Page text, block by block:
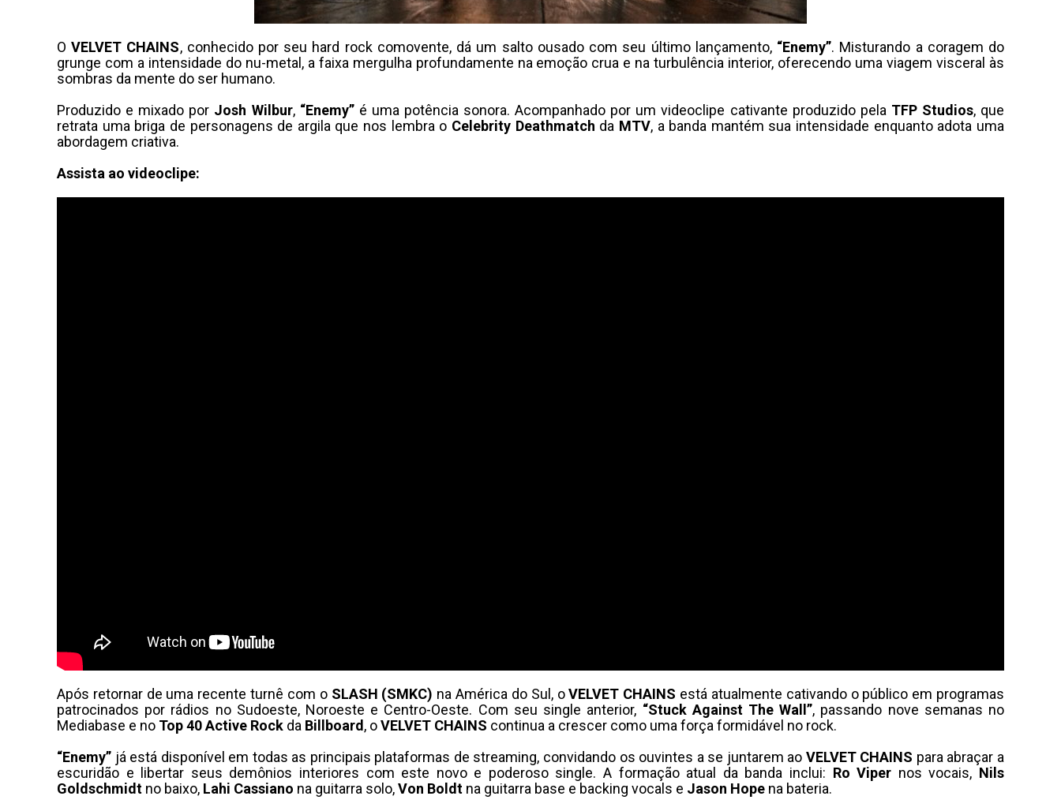
OVELVET CHAINS, conhecido por seu hard rock comovente, dá um salto ousado com seu último lançamento, “Enemy”. Misturando a coragem do
grunge com a intensidade do nu-metal, a faixa mergulha profundamente na emoção crua e na turbulência interior, oferecendo uma viagem visceral às
sombras da mente do ser humano.
Produzido e mixado por Josh Wilbur, “Enemy”é uma potência sonora. Acompanhado por um videoclipe cativante produzido pela TFP Studios, que
retrata uma briga de personagens de argila que nos lembra o Celebrity Deathmatch da MTV, a banda mantém sua intensidade enquanto adota uma
abordagem criativa.
Assista ao videoclipe:
Após retornar de uma recente turnê com o SLASH (SMKC) na América do Sul, oVELVET CHAINS está atualmente cativando o público em programas
patrocinados por rádios no Sudoeste, Noroeste e Centro-Oeste. Com seu single anterior, “Stuck Against The Wall”, passando nove semanas no
Mediabase e no Top 40 Active Rock da Billboard , oVELVET CHAINS continua a crescer como uma força formidável no rock.
“Enemy” já está disponível em todas as principais plataformas de streaming, convidando os ouvintes a se juntarem ao VELVET CHAINS para abraçar a
escuridão e libertar seus demônios interiores com este novo e poderoso single. A formação atual da banda inclui: Ro Viper nos vocais, Nils
Goldschmidt no baixo, Lahi Cassiano na guitarra solo,Von Boldt na guitarra base e backing vocals e Jason Hope na bateria.